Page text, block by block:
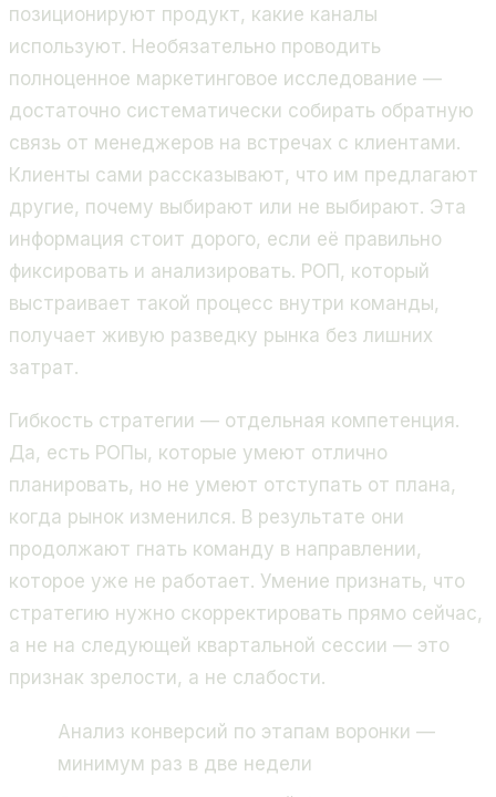
позиционируют продукт, какие каналы
используют. Необязательно проводить
полноценное маркетинговое исследование —
достаточно систематически собирать обратную
связь от менеджеров на встречах с клиентами.
Клиенты сами рассказывают, что им предлагают
другие, почему выбирают или не выбирают. Эта
информация стоит дорого, если её правильно
фиксировать и анализировать. РОП, который
выстраивает такой процесс внутри команды,
получает живую разведку рынка без лишних
затрат.
Гибкость стратегии — отдельная компетенция.
Да, есть РОПы, которые умеют отлично
планировать, но не умеют отступать от плана,
когда рынок изменился. В результате они
продолжают гнать команду в направлении,
которое уже не работает. Умение признать, что
стратегию нужно скорректировать прямо сейчас,
а не на следующей квартальной сессии — это
признак зрелости, а не слабости.
Анализ конверсий по этапам воронки —
минимум раз в две недели